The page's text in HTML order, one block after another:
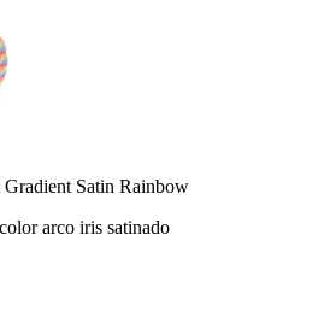
Satin Rainbow
arco iris satinado